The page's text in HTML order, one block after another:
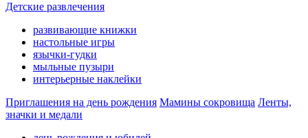
Детские развлечения
развивающие книжки
настольные игры
язычки-гудки
мыльные пузыри
интерьерные наклейки
Приглашения на день рождения Мамины сокровища Ленты,
значки и медали